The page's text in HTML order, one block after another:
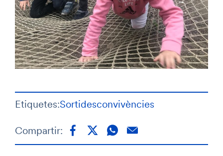
Etiquetes:Sortidesconvivències
Compartir: